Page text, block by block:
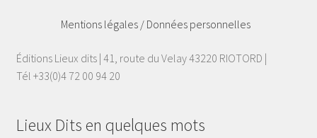
Mentions légales / Données personnelles
Éditions Lieux dits | 41, route du Velay 43220 RIOTORD |
Tél +33(0)4 72 00 94 20
Lieux Dits en quelques mots